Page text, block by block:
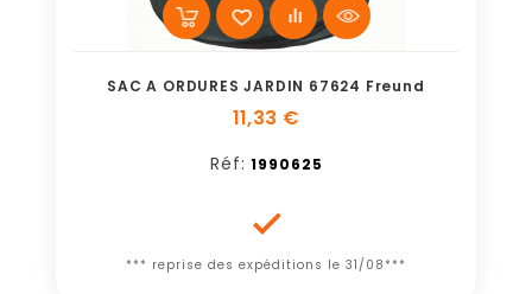
SAC A ORDURES JARDIN 67624 Freund
11,33 €
Réf: 1990625

*** reprise des expéditions le 31/08***